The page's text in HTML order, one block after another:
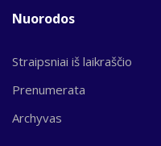
Nuorodos
Straipsniai iš laikraščio
Prenumerata
Archyvas